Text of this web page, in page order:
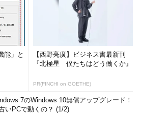
能」と
【西野亮廣】ビジネス書最新刊
『北極星 僕たちはどう働くか』
PR(FINCHI on GOETHE)
7のWindows 10無償アップグレード！
いPCで動くの？ (1/2)